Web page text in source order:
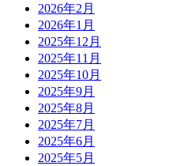
2026年2月
2026年1月
2025年12月
2025年11月
2025年10月
2025年9月
2025年8月
2025年7月
2025年6月
2025年5月